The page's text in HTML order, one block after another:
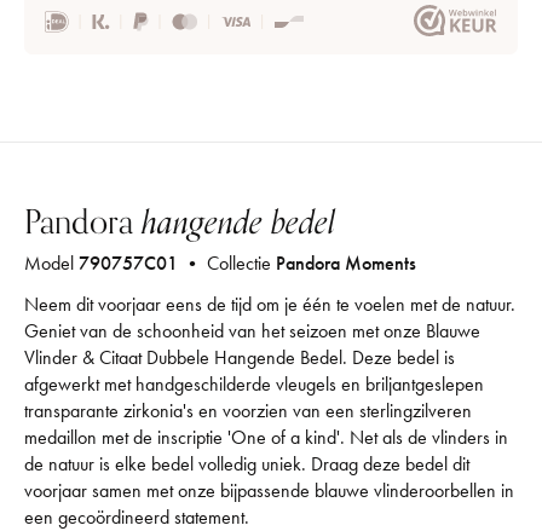
Pandorahangende bedel
Model790757C01 • Collectie Pandora Moments
Neem dit voorjaar eens de tijd om je één te voelen met de natuur.
Geniet van de schoonheid van het seizoen met onze Blauwe
Vlinder & Citaat Dubbele Hangende Bedel. Deze bedel is
afgewerkt met handgeschilderde vleugels en briljantgeslepen
transparante zirkonia's en voorzien van een sterlingzilveren
medaillon met de inscriptie 'One of a kind'. Net als de vlinders in
de natuur is elke bedel volledig uniek. Draag deze bedel dit
voorjaar samen met onze bijpassende blauwe vlinderoorbellen in
een gecoördineerd statement.